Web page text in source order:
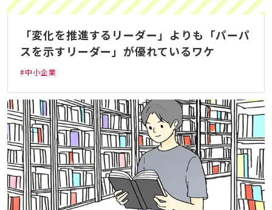
「変化を推進するリーダー」よりも「パーパ
スを示すリーダー」が優れているワケ
#中小企業